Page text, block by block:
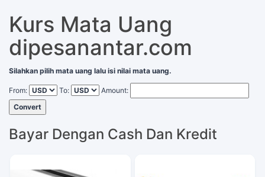
Kurs Mata Uang
dipesanantar.com
Silahkan pilih mata uang lalu isi nilai mata uang.
From: To:
Amount:
Convert
Bayar Dengan Cash Dan Kredit